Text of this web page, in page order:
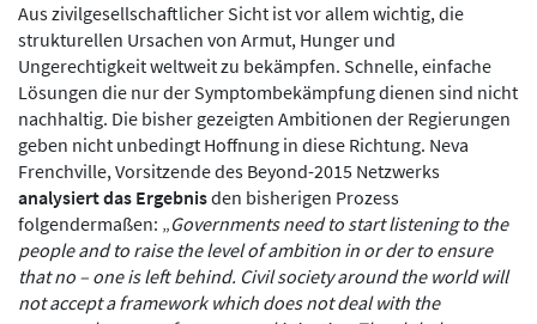
Aus zivilgesellschaftlicher Sicht ist vor allem wichtig, die
strukturellen Ursachen von Armut, Hunger und
Ungerechtigkeit weltweit zu bekämpfen. Schnelle, einfache
Lösungen die nur der Symptombekämpfung dienen sind nicht
nachhaltig. Die bisher gezeigten Ambitionen der Regierungen
geben nicht unbedingt Hoffnung in diese Richtung. Neva
Frenchville, Vorsitzende des Beyond-2015 Netzwerks
analysiert das Ergebnisden bisherigen Prozess
folgendermaßen: „Governments need to start listening to the
people and to raise the level of ambition in or der to ensure
that no – one is left behind. Civil society around the world will
not accept a framework which does not deal with the